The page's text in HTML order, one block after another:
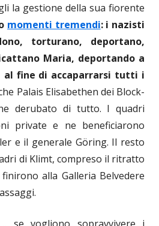
la gestione della sua fiorente
momenti tremendi: i nazisti
torturano, deportano,
Maria, deportando a
al fine di accaparrarsi tutti i
Palais Elisabethen dei Block-
derubato di tutto. I quadri
private e ne beneficiarono
e il generale Göring. Il resto
di Klimt, compreso il ritratto
alla Galleria Belvedere